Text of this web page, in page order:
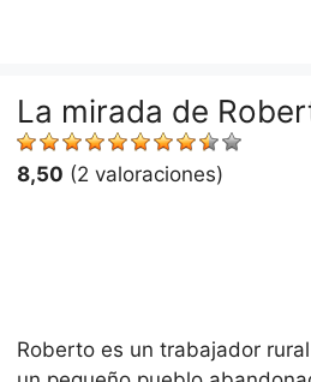
La mirada de
8,50 (2 valoraciones)
Roberto es un trabajador